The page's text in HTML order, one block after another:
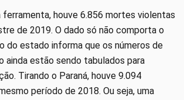
ferramenta, houve 6.856 mortes violentas
de 2019. O dado só não comporta o
do estado informa que os números de
ainda estão sendo tabulados para
Tirando o Paraná, houve 9.094
período de 2018. Ou seja, uma